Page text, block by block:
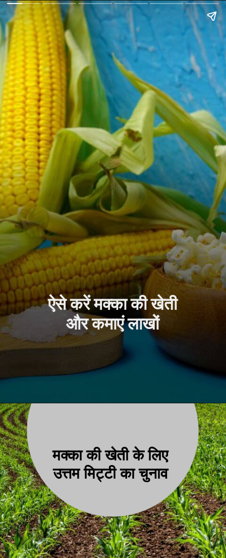
ऐसे करें मक्का की खेती
और कमाएं लाखों
मक्का की खेती के लिए
उत्तम मिट्टी का चुनाव